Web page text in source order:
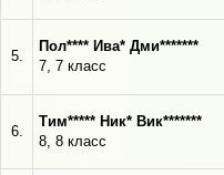
5.
Пол**** Ива* Дми*******
7, 7 класс
6.
Тим***** Ник* Вик*******
8, 8 класс